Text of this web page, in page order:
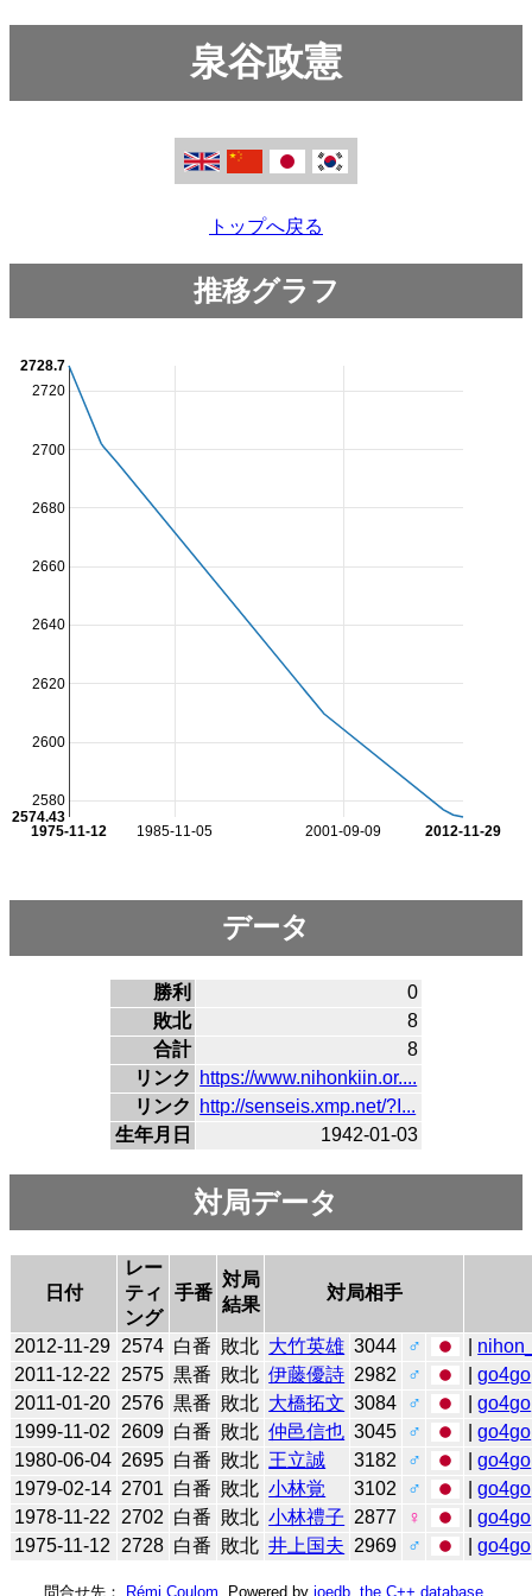
泉谷政憲
トップへ戻る
推移グラフ
1985-11-05 2001-09-09
1975-11-12 2012-11-29
2580
2600
2620
2640
2660
2680
2700
2720
2574.43
2728.7
データ
勝利
0
敗北
8
合計
8
リンク
https://www.nihonkiin.or....
リンク
http://senseis.xmp.net/?I...
生年月日
1942-01-03
対局データ
日付
レー
ティ
ング
手番
対局
結果
対局相手
2012-11-29 2574 白番 敗北 大竹英雄 3044 ♂
2011-12-22
2575 黒番 敗北 伊藤優詩 2982 ♂ |go4go
2011-01-20 2576 黒番 敗北 大橋拓文 3084 ♂ |go4go
1999-11-02
2609 白番 敗北 仲邑信也 3045 ♂ |go4go
1980-06-04 2695 白番 敗北 王立誠 3182 ♂ |go4go
1979-02-14 2701 白番 敗北 小林覚 3102 ♂ |go4go
1978-11-22
2702 白番 敗北 小林禮子 2877 ♀ |go4go
1975-11-12
2728 白番 敗北 井上国夫 2969 ♂ |go4go
問合せ先： Rémi Coulom . Powered by joedb, the C++ database